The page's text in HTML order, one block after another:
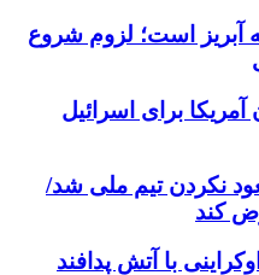
است؛ لزوم شروع
برای اسرائیل
نکردن تیم ملی شد/
کند
پهپاد اوکراینی با آتش پدافند